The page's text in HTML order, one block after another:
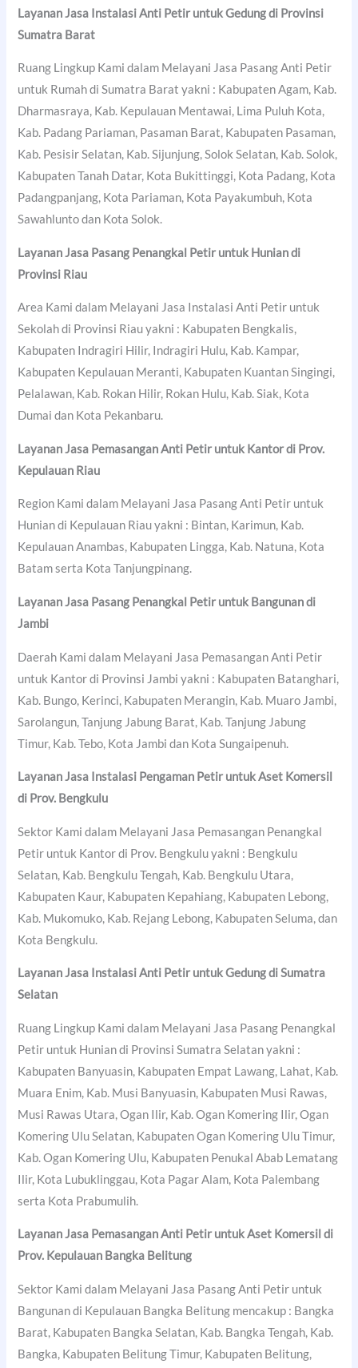
Layanan Jasa Instalasi Anti Petir untuk Gedung di Provinsi
Sumatra Barat
Ruang Lingkup Kami dalam Melayani Jasa Pasang Anti Petir
untuk Rumah di Sumatra Barat yakni : Kabupaten Agam, Kab.
Dharmasraya, Kab. Kepulauan Mentawai, Lima Puluh Kota,
Kab. Padang Pariaman, Pasaman Barat, Kabupaten Pasaman,
Kab. Pesisir Selatan, Kab. Sijunjung, Solok Selatan, Kab. Solok,
Kabupaten Tanah Datar, Kota Bukittinggi, Kota Padang, Kota
Padangpanjang, Kota Pariaman, Kota Payakumbuh, Kota
Sawahlunto dan Kota Solok.
Layanan Jasa Pasang Penangkal Petir untuk Hunian di
Provinsi Riau
Area Kami dalam Melayani Jasa Instalasi Anti Petir untuk
Sekolah di Provinsi Riau yakni : Kabupaten Bengkalis,
Kabupaten Indragiri Hilir, Indragiri Hulu, Kab. Kampar,
Kabupaten Kepulauan Meranti, Kabupaten Kuantan Singingi,
Pelalawan, Kab. Rokan Hilir, Rokan Hulu, Kab. Siak, Kota
Dumai dan Kota Pekanbaru.
Layanan Jasa Pemasangan Anti Petir untuk Kantor di Prov.
Kepulauan Riau
Region Kami dalam Melayani Jasa Pasang Anti Petir untuk
Hunian di Kepulauan Riau yakni : Bintan, Karimun, Kab.
Kepulauan Anambas, Kabupaten Lingga, Kab. Natuna, Kota
Batam serta Kota Tanjungpinang.
Layanan Jasa Pasang Penangkal Petir untuk Bangunan di
Jambi
Daerah Kami dalam Melayani Jasa Pemasangan Anti Petir
untuk Kantor di Provinsi Jambi yakni : Kabupaten Batanghari,
Kab. Bungo, Kerinci, Kabupaten Merangin, Kab. Muaro Jambi,
Sarolangun, Tanjung Jabung Barat, Kab. Tanjung Jabung
Timur, Kab. Tebo, Kota Jambi dan Kota Sungaipenuh.
Layanan Jasa Instalasi Pengaman Petir untuk Aset Komersil
di Prov. Bengkulu
Sektor Kami dalam Melayani Jasa Pemasangan Penangkal
Petir untuk Kantor di Prov. Bengkulu yakni : Bengkulu
Selatan, Kab. Bengkulu Tengah, Kab. Bengkulu Utara,
Kabupaten Kaur, Kabupaten Kepahiang, Kabupaten Lebong,
Kab. Mukomuko, Kab. Rejang Lebong, Kabupaten Seluma, dan
Kota Bengkulu.
Layanan Jasa Instalasi Anti Petir untuk Gedung di Sumatra
Selatan
Ruang Lingkup Kami dalam Melayani Jasa Pasang Penangkal
Petir untuk Hunian di Provinsi Sumatra Selatan yakni :
Kabupaten Banyuasin, Kabupaten Empat Lawang, Lahat, Kab.
Muara Enim, Kab. Musi Banyuasin, Kabupaten Musi Rawas,
Musi Rawas Utara, Ogan Ilir, Kab. Ogan Komering Ilir, Ogan
Komering Ulu Selatan, Kabupaten Ogan Komering Ulu Timur,
Kab. Ogan Komering Ulu, Kabupaten Penukal Abab Lematang
Ilir, Kota Lubuklinggau, Kota Pagar Alam, Kota Palembang
serta Kota Prabumulih.
Layanan Jasa Pemasangan Anti Petir untuk Aset Komersil di
Prov. Kepulauan Bangka Belitung
Sektor Kami dalam Melayani Jasa Pasang Anti Petir untuk
Bangunan di Kepulauan Bangka Belitung mencakup : Bangka
Barat, Kabupaten Bangka Selatan, Kab. Bangka Tengah, Kab.
Bangka, Kabupaten Belitung Timur, Kabupaten Belitung,